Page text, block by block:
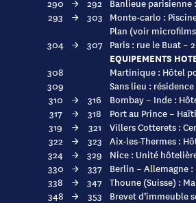
290
→ 292 Banlieue parisienne
293
→ 303 Monte-carlo :
Plan (voir
304 → 307 Paris : rue le Buat –
EQUIPEMENTS
308
Martinique : Hôtel
309
Sans lieu :
310
→ 316
Bombay – Inde :
317
→ 318
Port au Prince –
319
→ 321
Villers Cotterets :
322
→ 323 Aix-les-Thermes :
324
→ 329
Nice : Unité
330
→ 337
Berlin – Allemagne :
338
→ 347 Thoune (Suisse) :
348
→ 353 Brevet d’immeuble